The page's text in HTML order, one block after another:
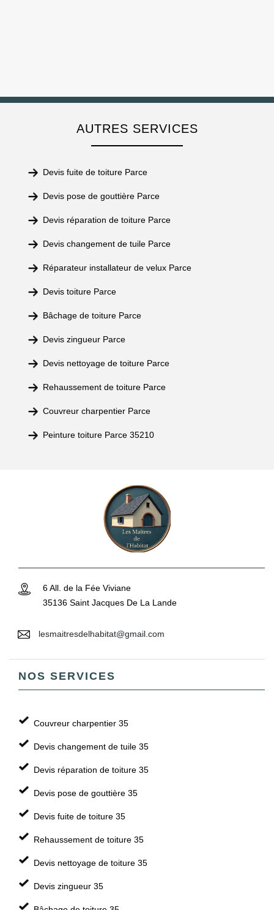
AUTRES SERVICES
Devis fuite de toiture Parce
Devis pose de gouttière Parce
Devis réparation de toiture Parce
Devis changement de tuile Parce
Réparateur installateur de velux Parce
Devis toiture Parce
Bâchage de toiture Parce
Devis zingueur Parce
Devis nettoyage de toiture Parce
Rehaussement de toiture Parce
Couvreur charpentier Parce
Peinture toiture Parce 35210
6 All. de la Fée Viviane
35136 Saint Jacques De La Lande
lesmaitresdelhabitat@gmail.com
NOS SERVICES
Couvreur charpentier 35
Devis changement de tuile 35
Devis réparation de toiture 35
Devis pose de gouttière 35
Devis fuite de toiture 35
Rehaussement de toiture 35
Devis nettoyage de toiture 35
Devis zingueur 35